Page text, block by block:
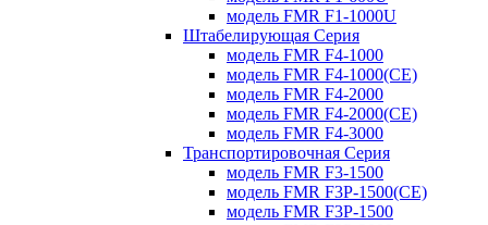
модель FMR F1-1000U
Штабелирующая Серия
модель FMR F4-1000
модель FMR F4-1000(CE)
модель FMR F4-2000
модель FMR F4-2000(CE)
модель FMR F4-3000
Транспортировочная Серия
модель FMR F3-1500
модель FMR F3P-1500(CE)
модель FMR F3P-1500